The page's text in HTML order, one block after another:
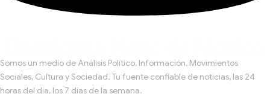
Somos un medio de Análisis Político, Información, Movimientos
Sociales, Cultura y Sociedad. Tu fuente confiable de noticias, las 24
horas del día, los 7 días de la semana.